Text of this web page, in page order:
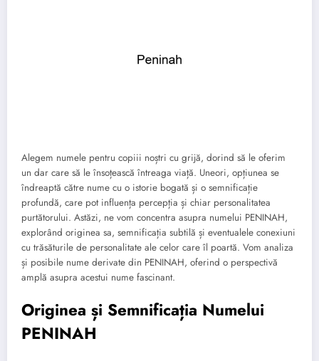
Alegem numele pentru copiii noștri cu grijă, dorind să le oferim
un dar care să le însoțească întreaga viață. Uneori, opțiunea se
îndreaptă către nume cu o istorie bogată și o semnificație
profundă, care pot influența percepția și chiar personalitatea
purtătorului. Astăzi, ne vom concentra asupra numelui PENINAH,
explorând originea sa, semnificația subtilă și eventualele conexiuni
cu trăsăturile de personalitate ale celor care îl poartă. Vom analiza
și posibile nume derivate din PENINAH, oferind o perspectivă
amplă asupra acestui nume fascinant.
Originea și Semnificația Numelui
PENINAH